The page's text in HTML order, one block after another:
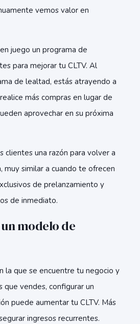
vemos valor en
juego un programa de
para mejorar tu CLTV. Al
de lealtad, estás atrayendo a
más compras en lugar de
aprovechar en su próxima
clientes una razón para volver a
muy similar a cuando te ofrecen
de prelanzamiento y
de inmediato.
modelo de
la que se encuentre tu negocio y
vendes, configurar un
puede aumentar tu CLTV. Más
ingresos recurrentes.